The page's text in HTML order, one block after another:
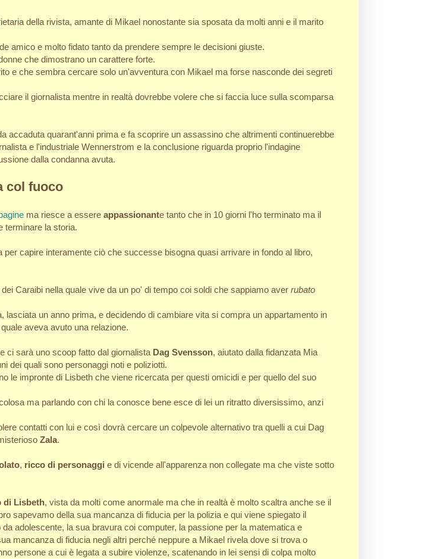
della rivista, amante di Mikael nonostante sia sposata da molti anni e il marito
amico e molto fidato tanto da prendere sempre le decisioni giuste.
che dimostrano un carattere forte.
e che sembra cercare solo un'avventura con Mikael ma forse nasconde dei segreti
il giornalista mentre in realtà dovrebbe volere che si faccia luce sulla scomparsa
accaduta quarant'anni prima e fa scoprire un assassino che altrimenti continuerebbe
e l'industriale Wennerstrom e la conclusione riguarda proprio l'indagine
dalla condanna avuta.
col fuoco
ma riesce a essere appassionante tanto che in 10 giorni l'ho terminato ma il
terminare la storia.
capire interamente ciò che successe bisogna quasi arrivare in fondo al libro,
Caraibi nella quale vive da un po' di tempo coi soldi che sappiamo aver rubato
un anno prima, e decidendo di cambiare vita si compra un appartamento in
aveva avuto una relazione.
ci sarà uno scoop fatto dal giornalista Dag Svensson, aiutato dalla fidanzata Mia
dei quali sono personaggi noti e poliziotti.
le impronte di Lisbeth che viene ricercata per questi omicidi e per quello del suo
ma parlando con chi la conosce bene esce di lei un ritratto diversissimo, anzi
contatti con lui e così dovrà cercare un colpevole alternativo tra quelli a cui Dag
Zala.
, ricco di personaggi e di vicende all'apparenza non collegate ma che viste sotto
di Lisbeth, vista da molti come anormale ma che in realtà è molto scaltra anche se il
sapevamo della sua mancanza di fiducia per la polizia e qui viene spiegato il
da adolescente, la sua bravura coi computer, la passione per la matematica e
mancanza di fiducia negli altri perché neppure a Mikael rivela dove si trova o
persone a cui è legata a subire violenze, scatenando in lei sensi di colpa molto